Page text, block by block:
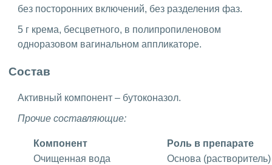
без посторонних включений, без разделения фаз.
5 г крема, бесцветного, в полипропиленовом
одноразовом вагинальном аппликаторе.
Состав
Активный компонент – бутоконазол.
Прочие составляющие:
Компонент
Роль в препарате
Очищенная вода
Основа (растворитель)